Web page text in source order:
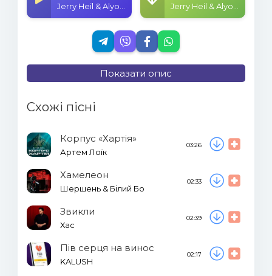
Показати опис
Схожі пісні
Корпус «Хартія»
Артем Лоїк
03:26
Хамелеон
Шершень & Білий Бо
02:33
Звикли
Хас
02:39
Пів серця на винос
KALUSH
02:17